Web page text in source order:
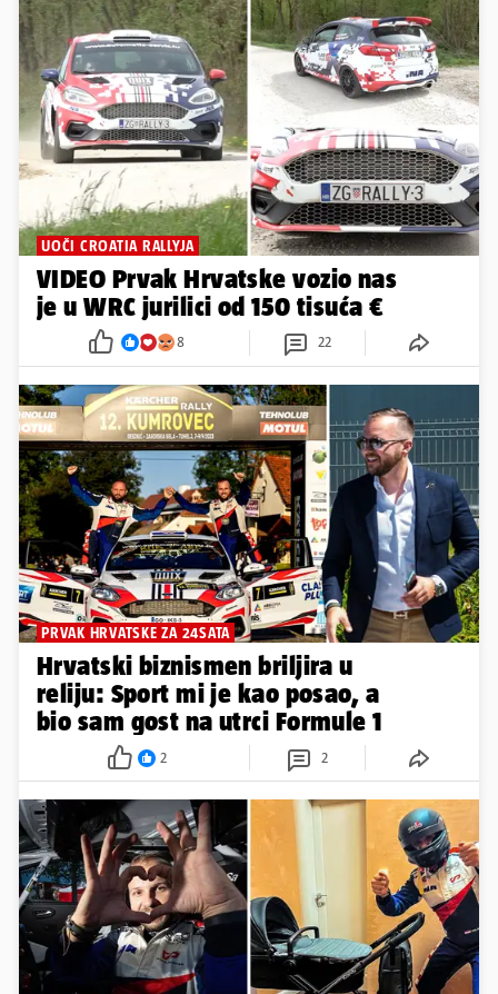
UOČI CROATIA RALLYJA
VIDEO Prvak Hrvatske vozio nas
je u WRC jurilici od 150 tisuća €
8 22
PRVAK HRVATSKE ZA 24SATA
Hrvatski biznismen briljira u
reliju: Sport mi je kao posao, a
bio sam gost na utrci Formule 1
2 2